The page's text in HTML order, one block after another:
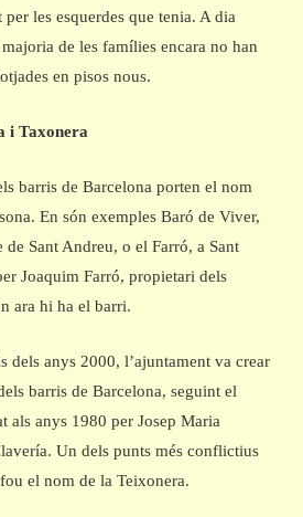
per les esquerdes que tenia. A dia
de les famílies encara no han
en pisos nous.
i Taxonera
barris de Barcelona porten el nom
En són exemples Baró de Viver,
de Sant Andreu, o el Farró, a Sant
Joaquim Farró, propietari dels
ara hi ha el barri.
dels anys 2000, l’ajuntament va crear
barris de Barcelona, seguint el
als anys 1980 per Josep Maria
Un dels punts més conflictius
el nom de la Teixonera.